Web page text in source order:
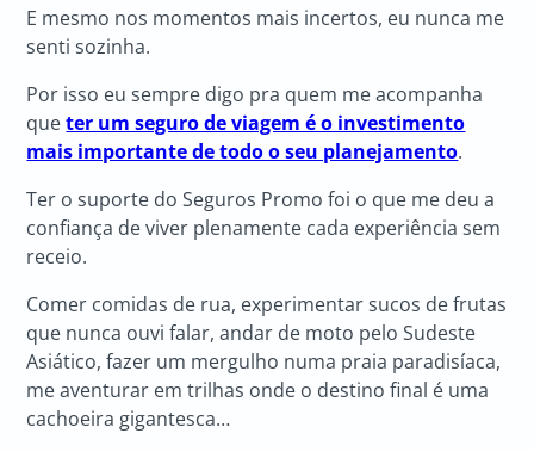
E mesmo nos momentos mais incertos, eu nunca me
senti sozinha.
Por isso eu sempre digo pra quem me acompanha
queter um seguro de viagem é o investimento
mais importante de todo o seu planejamento.
Ter o suporte do Seguros Promo foi o que me deu a
confiança de viver plenamente cada experiência sem
receio.
Comer comidas de rua, experimentar sucos de frutas
que nunca ouvi falar, andar de moto pelo Sudeste
Asiático, fazer um mergulho numa praia paradisíaca,
me aventurar em trilhas onde o destino final é uma
cachoeira gigantesca…